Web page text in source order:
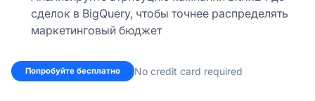
сделок в BigQuery, чтобы точнее распределять
маркетинговый бюджет
Попробуйте бесплатно No credit card required